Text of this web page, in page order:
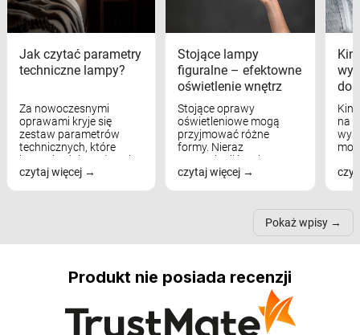
Jak czytać parametry
techniczne lampy?
Za nowoczesnymi
oprawami kryje się
zestaw parametrów
technicznych, które
bezpośrednio wpływają
na komfort widzenia,
czytaj więcej
Stojące lampy
figuralne – efektowne
oświetlenie wnętrz
Stojące oprawy
oświetleniowe mogą
przyjmować różne
formy. Nieraz
wspominaliśmy już
modele na łukowych
nich może przydać się w
czytaj więcej
na
Pokaż wpisy
Produkt nie posiada recenzji